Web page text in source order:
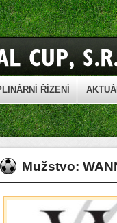
ŘÍZENÍ
Mužstvo: